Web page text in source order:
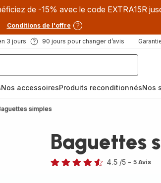
de -15% avec le code EXTRA15R
Conditions de l'offre
3 jours 90 jours pour changer d’avis
Nos accessoiresProduits reconditionnésNos
simples
Baguettes
4.5 /5 - 5 Avis